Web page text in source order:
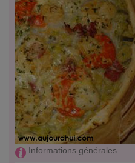
Informations générales